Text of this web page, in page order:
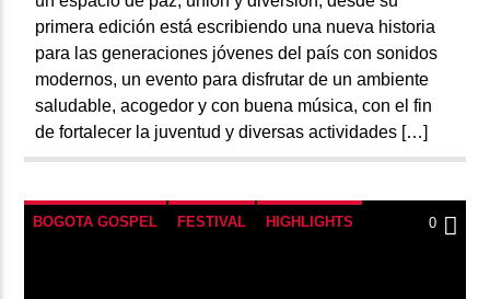
primera edición está escribiendo una nueva historia
para las generaciones jóvenes del país con sonidos
modernos, un evento para disfrutar de un ambiente
saludable, acogedor y con buena música, con el fin
de fortalecer la juventud y diversas actividades […]
BOGOTA GOSPEL FESTIVAL HIGHLIGHTS 0